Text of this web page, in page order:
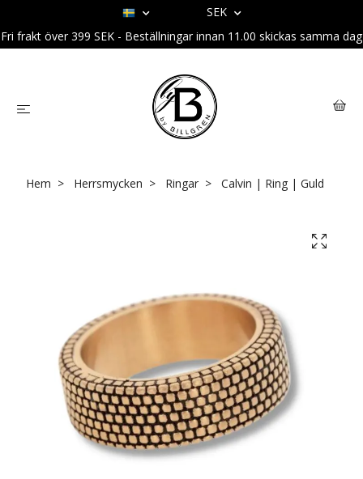
SEK
Fri frakt över 399 SEK - Beställningar innan 11.00 skickas samma dag
Hem Herrsmycken Ringar Calvin | Ring | Guld